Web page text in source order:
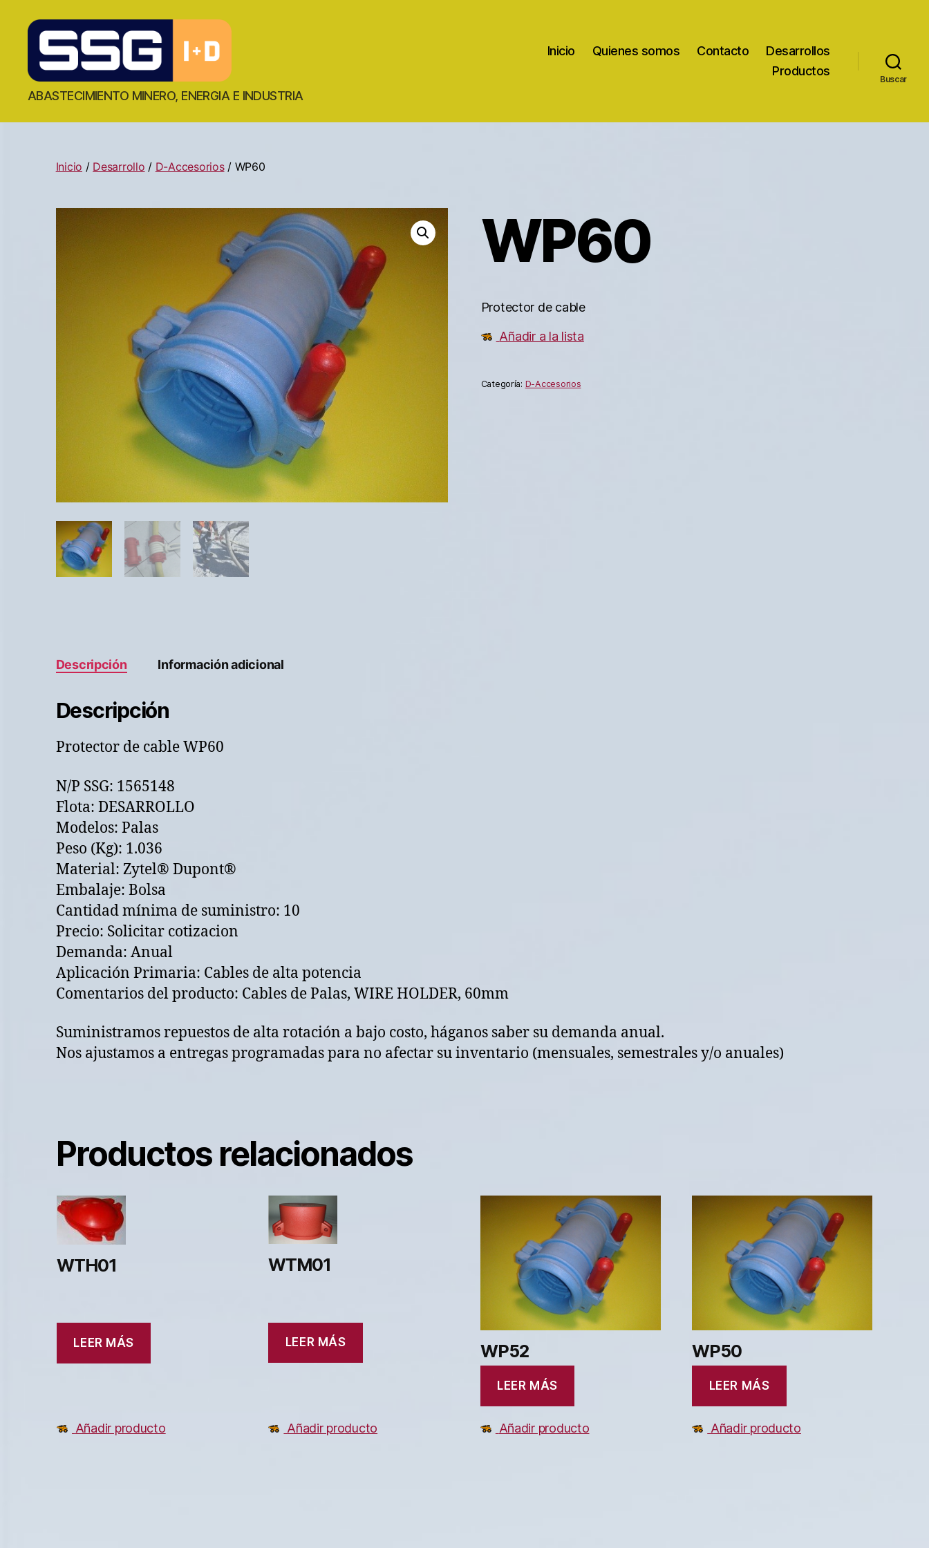
ABASTECIMIENTO MINERO, ENERGIA E INDUSTRIA
Inicio Quienes somos Contacto
Desarrollos
Productos
Buscar
Inicio / Desarrollo / D-Accesorios/ WP60
WP60
Protector de cable
Añadir a la lista
Categoría: D-Accesorios
Descripción Información adicional
Descripción
Protector de cable WP60
N/P SSG: 1565148
Flota: DESARROLLO
Modelos: Palas
Peso (Kg): 1.036
Material: Zytel® Dupont®
Embalaje: Bolsa
Cantidad mínima de suministro: 10
Precio: Solicitar cotizacion
Demanda: Anual
Aplicación Primaria: Cables de alta potencia
Comentarios del producto: Cables de Palas, WIRE HOLDER, 60mm
Suministramos repuestos de alta rotación a bajo costo, háganos saber su demanda anual.
Nos ajustamos a entregas programadas para no afectar su inventario (mensuales, semestrales y/o anuales)
Productos relacionados
WTH01
LEER MÁS
Añadir producto
WTM01
LEER MÁS
Añadir producto
WP52
LEER MÁS
Añadir producto
WP50
LEER MÁS
Añadir producto